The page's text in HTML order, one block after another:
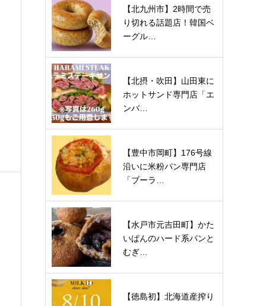
【北九州市】2時間で売
り切れる話題店！韓国ベ
ーグル…
【北摂・吹田】山田東に
ホットサンド専門店「エ
ンバ…
【豊中市岡町】176号線
沿いに米粉パン専門店
「ブーラ…
【水戸市元吉田町】かた
いぱんのハード系パンと
むぎ…
【徳島初】北海道産搾り